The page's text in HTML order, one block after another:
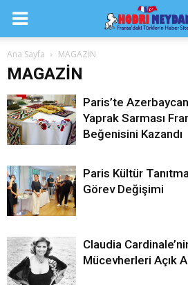
Ana Sayfa MAGAZİN
MAGAZİN
Paris’te Azerbaycan
Yaprak Sarması
Beğenisini Kazandı
Paris Kültür
Görev Değişimi
Claudia
Mücevherleri Açık